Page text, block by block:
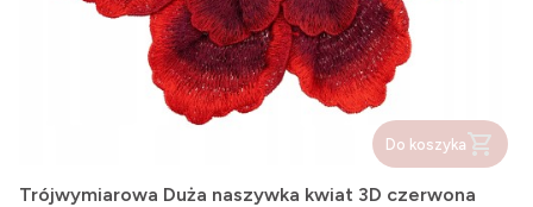
Do koszyka
Trójwymiarowa Duża naszywka kwiat 3D czerwona